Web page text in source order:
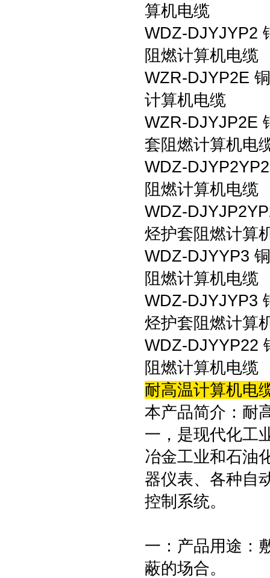
算机电缆
WDZ-DJYJYP2
阻燃计算机电缆
WZR-DJYP2E
计算机电缆
WZR-DJYJP2E
套阻燃计算机电
WDZ-
阻燃计算机电缆
WDZ-
烃护套阻燃计算
WDZ-DJYYP3
阻燃计算机电缆
WDZ-DJYJYP3
烃护套阻燃计算
WDZ-DJYYP22
阻燃计算机电缆
耐高温计算机电
本产品简介：耐
一，是现代化工
冶金工业和石油
器仪表、各种自
控制系统。
一：产品用途：
蔽的场合。